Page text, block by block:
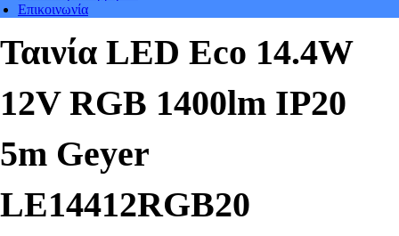
Επικοινωνία
Ταινία LED Eco 14.4W
12V RGB 1400lm IP20
5m Geyer
LE14412RGB20